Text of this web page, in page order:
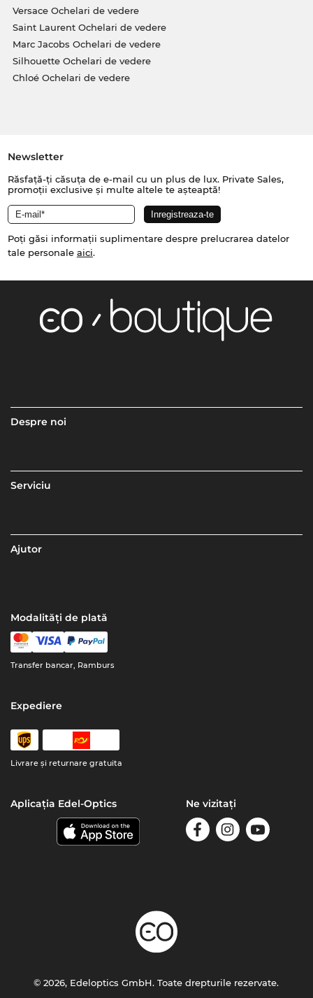
Versace Ochelari de vedere
Saint Laurent Ochelari de vedere
Marc Jacobs Ochelari de vedere
Silhouette Ochelari de vedere
Chloé Ochelari de vedere
Newsletter
Răsfață-ți căsuța de e-mail cu un plus de lux. Private Sales,
promoții exclusive și multe altele te așteaptă!
Poți găsi informații suplimentare despre prelucrarea datelor
tale personale aici.
Despre noi
Serviciu
Ajutor
Modalități de plată
Transfer bancar, Ramburs
Expediere
Livrare şi returnare gratuita
Aplicația Edel-Optics Ne vizitați
© 2026, Edeloptics GmbH. Toate drepturile rezervate.